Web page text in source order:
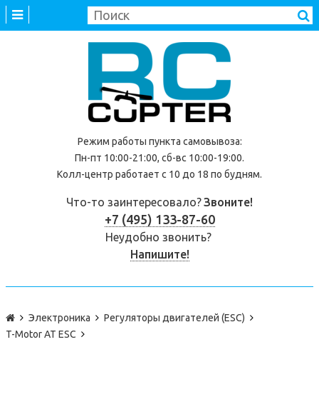
Режим работы пункта самовывоза:
Пн-пт 10:00-21:00, сб-вс 10:00-19:00.
Колл-центр работает с 10 до 18 по будням.
Что-то заинтересовало?Звоните!
+7 (495) 133-87-60
Неудобно звонить?
Напишите!
Электроника
Регуляторы двигателей (ESC)
T-Motor AT ESC